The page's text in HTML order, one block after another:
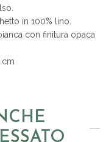
in 100% lino.
con finitura opaca
cm